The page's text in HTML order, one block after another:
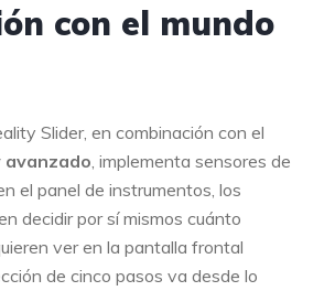
con el mundo
Slider, en combinación con el
avanzado , implementa sensores de
el panel de instrumentos, los
decidir por sí mismos cuánto
ver en la pantalla frontal
de cinco pasos va desde lo